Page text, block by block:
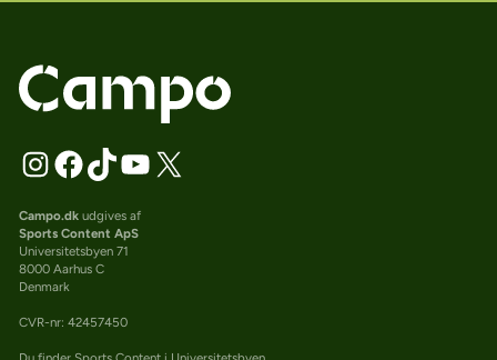
Campo.dkudgives af
Sports Content ApS
Universitetsbyen 71
8000 Aarhus C
Denmark
CVR-nr: 42457450